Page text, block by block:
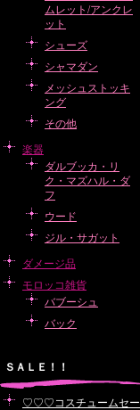
ムレット/アンクレ
ット
シューズ
シャマダン
メッシュストッキ
ング
その他
楽器
ダルブッカ・リ
ク・マズハル・ダ
フ
ウード
ジル・サガット
ダメージ品
モロッコ雑貨
バブーシュ
バック
ＳＡＬＥ！！
♡♡♡コスチュームセー